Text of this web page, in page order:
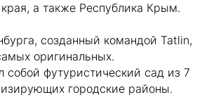
а также Республика Крым.
созданный командой Tatlin,
оригинальных.
собой футуристический сад из 7
городские районы.